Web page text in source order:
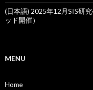
(日本語) 2025年12月SIS研
ッド開催）
MENU
Home